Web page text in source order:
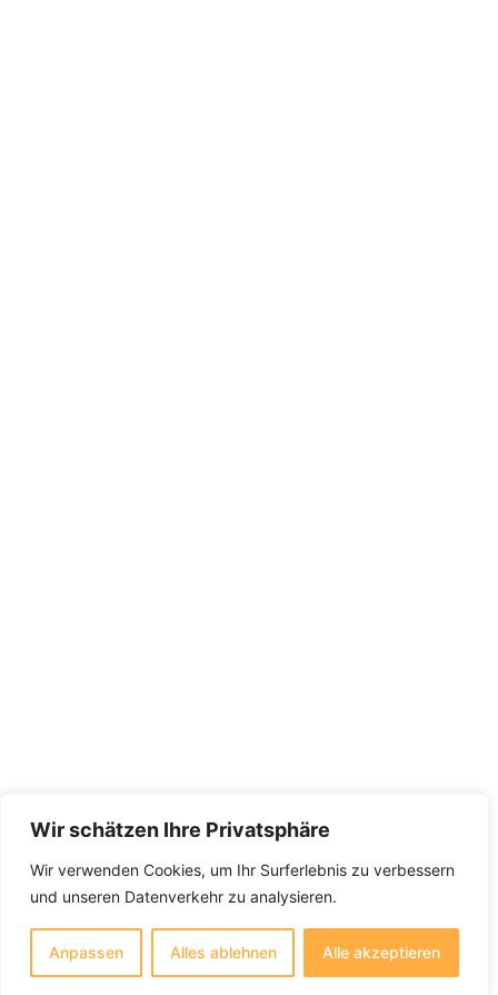
Wir schätzen Ihre Privatsphäre
Wir verwenden Cookies, um Ihr Surferlebnis zu verbessern
und unseren Datenverkehr zu analysieren.
Anpassen Alles ablehnen Alle akzeptieren